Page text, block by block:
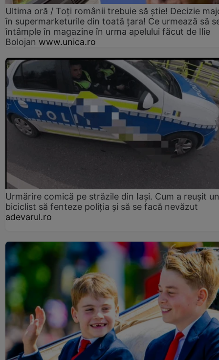
Ultima oră / Toți românii trebuie să știe! Decizie
în supermarketurile din toată țara! Ce urmează să
întâmple în magazine în urma apelului făcut de Ilie
Bolojan www.unica.ro
Urmărire comică pe străzile din Iași. Cum a reușit un
biciclist să fenteze poliția și să se facă nevăzut
adevarul.ro